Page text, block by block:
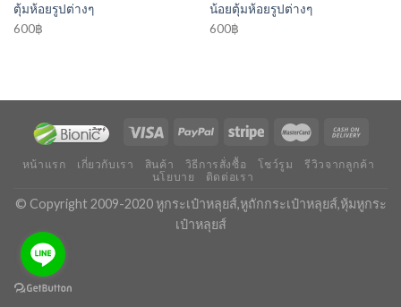
ตุ้มห้อยรูปต่างๆ
600฿
น้อยตุ้มห้อยรูปต่างๆ
600฿
หน้าแรก เกี่ยวกับเรา สินค้า วิธีการสั่งซื้อ โชว์รูม
รีวิวจากลูกค้า
นโยบาย
ติดต่อเรา
© Copyright 2009-2020 หูกระเป๋าหลุยส์,หูถักกระเป๋าหลุยส์,หุ้มหูกระ
เป๋าหลุยส์